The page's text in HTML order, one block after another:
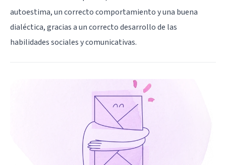
autoestima, un correcto comportamiento y una buena
dialéctica, gracias a un correcto desarrollo de las
habilidades sociales y comunicativas.